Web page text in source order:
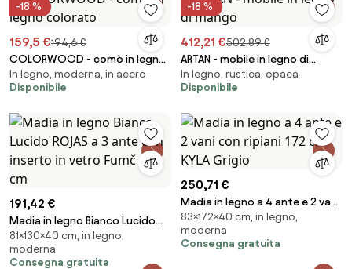
-18 %
159,5 €194,6 €
COLORWOOD - comò in legno
colorato
In legno, moderna, in acero
Disponibile
-18 %
412,21 €502,89 €
ARTAN - mobile in legno di
mango
In legno, rustica, opaca
Disponibile
191,42 €
Madia in legno Bianco Lucido
ROJAS a 3 ante con inserto in
vetro Fumč 130 cm
81×130×40 cm, in legno,
moderna
Consegna gratuita
250,71 €
Madia in legno a 4 ante e 2 vani
con ripiani 172 cm KYLA Grigio
83×172×40 cm, in legno,
moderna
Consegna gratuita